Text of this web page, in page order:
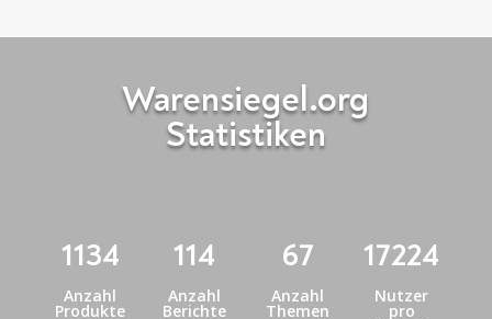
Warensiegel.org
Statistiken
1134
Anzahl
Produkte
114
Anzahl
Berichte
67
Anzahl
Themen
17224
Nutzer
pro